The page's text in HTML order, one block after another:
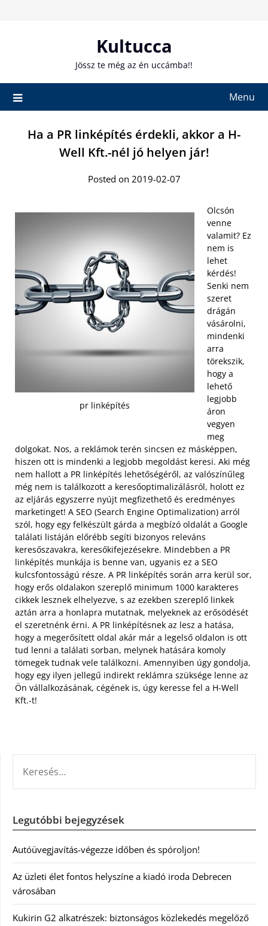
Kultucca
Jössz te még az én uccámba!!
Menu
Ha a PR linképítés érdekli, akkor a H-
Well Kft.-nél jó helyen jár!
Posted on 2019-02-07
pr linképítés
Olcsón
venne
valamit? Ez
nem is
lehet
kérdés!
Senki nem
szeret
drágán
vásárolni,
mindenki
arra
törekszik,
hogy a
lehető
legjobb
áron
vegyen
meg
dolgokat. Nos, a reklámok terén sincsen ez másképpen,
hiszen ott is mindenki a legjobb megoldást keresi. Aki még
nem hallott a PR linképítés lehetőségéről, az valószínűleg
még nem is találkozott a keresőoptimalizálásról, holott ez
az eljárás egyszerre nyújt megfizethető és eredményes
marketinget! A SEO (Search Engine Optimalization) arról
szól, hogy egy felkészült gárda a megbízó oldalát a Google
találati listáján előrébb segíti bizonyos releváns
keresőszavakra, keresőkifejezésekre. Mindebben a PR
linképítés munkája is benne van, ugyanis ez a SEO
kulcsfontosságú része. A PR linképítés során arra kerül sor,
hogy erős oldalakon szereplő minimum 1000 karakteres
cikkek lesznek elhelyezve, s az ezekben szereplő linkek
aztán arra a honlapra mutatnak, melyeknek az erősödését
el szeretnénk érni. A PR linképítésnek az lesz a hatása,
hogy a megerősített oldal akár már a legelső oldalon is ott
tud lenni a találati sorban, melynek hatására komoly
tömegek tudnak vele találkozni. Amennyiben úgy gondolja,
hogy egy ilyen jellegű indirekt reklámra szüksége lenne az
Ön vállalkozásának, cégének is, úgy keresse fel a H-Well
Kft.-t!
Legutóbbi bejegyzések
Autóüvegjavítás-végezze időben és spóroljon!
Az üzleti élet fontos helyszíne a kiadó iroda Debrecen
városában
Kukirin G2 alkatrészek: biztonságos közlekedés megelőző